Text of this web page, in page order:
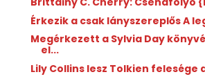
Érkezik a csak lányszereplős A
Megérkezett a Sylvia Day
el...
Lily Collins lesz Tolkien felesége